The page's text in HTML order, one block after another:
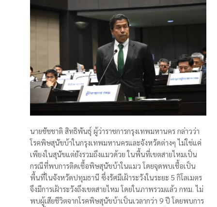
นายชัชชาติ สิทธิพันธุ์ ผู้ว่าราชการกรุงเทพมหานคร กล่าวว่า
โรคพิษสุนัขบ้าในกรุงเทพมหานครและจังหวัดต่างๆ ไม่ใช่แค่
เพียงในสุนัขแต่ยังรวมถึงแมวด้วย ในพื้นที่เขตสายไหมเป็น
กรณีที่พบการติดเชื้อพิษสุนัขบ้าในแมว โดยจุดพบเชื้อเป็น
พื้นที่ในจังหวัดปทุมธานี ซึ่งรัศมีเฝ้าระวังในระยะ 5 กิโลเมตร
จึงมีการเฝ้าระวังถึงเขตสายไหม โดยในภาพรวมแล้ว กทม. ไม่
พบผู้เสียชีวิตจากโรคพิษสุนัขบ้าเป็นเวลากว่า 9 ปี โดยพบการ